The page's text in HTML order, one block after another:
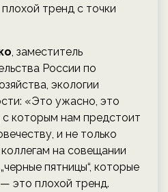
тренд с точки
, заместитель
России по
экологии
«Это ужасно, это
которым нам предстоит
и не только
на совещании
пятницы“, которые
это плохой тренд.